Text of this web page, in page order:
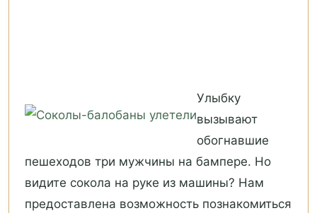
Улыбку
вызывают
обогнавшие
пешеходов три мужчины на бампере. Но
видите сокола на руке из машины? Нам
предоставлена возможность познакомиться